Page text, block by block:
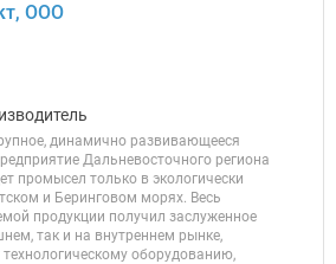
ООО
динамично развивающееся
Дальневосточного региона
промысел только в экологически
и Беринговом морях. Весь
продукции получил заслуженное
так и на внутреннем рынке,
оборудованию,